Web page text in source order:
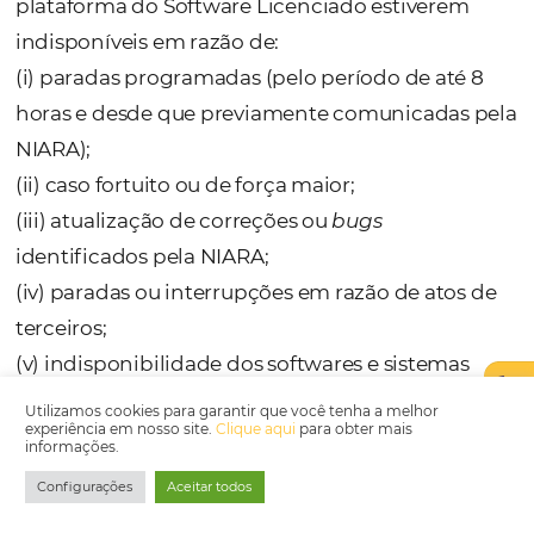
estabelecidos no respectivo instrumento.
4.6. Os valores descritos no item 4.5. serão
reajustados proporcionalmente ao reajuste
suportado pela NIARA, já no próximo
faturamento, com a apresentação da
justificativa.
4.7. Os valores cobrados serão reajustados
anualmente, de acordo com a variação
IGP-M/FGV (regra aplicável no Brasil). Caso
variação apresentada por esse índice seja
negativa, as partes estabelecem que a
poderá utilizar outro índice semelhante,